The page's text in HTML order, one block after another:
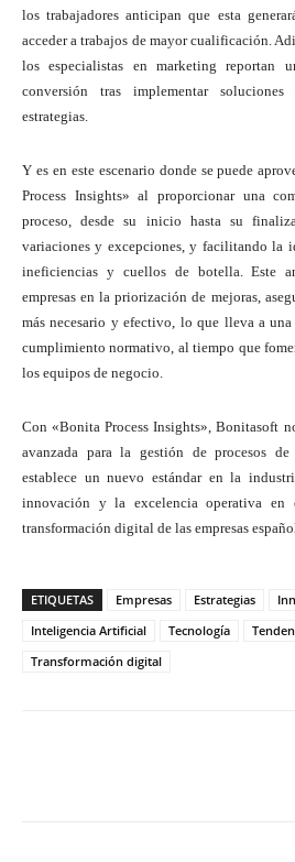
los trabajadores anticipan que esta
acceder a trabajos de mayor cualificación.
los especialistas en marketing reportan
conversión tras implementar
estrategias.
Y es en este escenario donde se puede
Process Insights» al proporcionar una
proceso, desde su inicio hasta su
variaciones y excepciones, y facilitando la
ineficiencias y cuellos de botella. Este
empresas en la priorización de mejoras,
más necesario y efectivo, lo que lleva a
cumplimiento normativo, al tiempo que
los equipos de negocio.
Con «Bonita Process Insights», Bonitasoft
avanzada para la gestión de procesos
establece un nuevo estándar en la
innovación y la excelencia operativa en
transformación digital de las empresas
ETIQUETAS Empresas Estrategias
Inteligencia Artificial
Tecnología
Transformación digital